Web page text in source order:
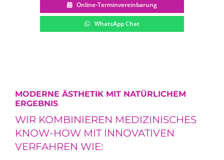
Online-Terminvereinbarung
WhatsApp Chat
MODERNE ÄSTHETIK MIT NATÜRLICHEM
ERGEBNIS
WIR KOMBINIEREN MEDIZINISCHES
KNOW-HOW MIT INNOVATIVEN
VERFAHREN WIE: